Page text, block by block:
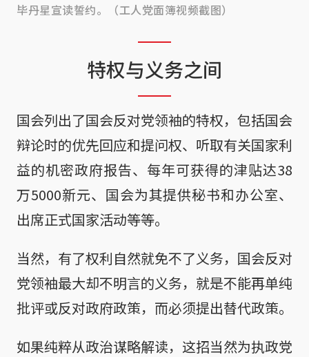
毕丹星宣读誓约。（工人党面簿视频截图）
特权与义务之间
国会列出了国会反对党领袖的特权，包括国会
辩论时的优先回应和提问权、听取有关国家利
益的机密政府报告、每年可获得的津贴达38
万5000新元、国会为其提供秘书和办公室、
出席正式国家活动等等。
当然，有了权利自然就免不了义务，国会反对
党领袖最大却不明言的义务，就是不能再单纯
批评或反对政府政策，而必须提出替代政策。
如果纯粹从政治谋略解读，这招当然为执政党